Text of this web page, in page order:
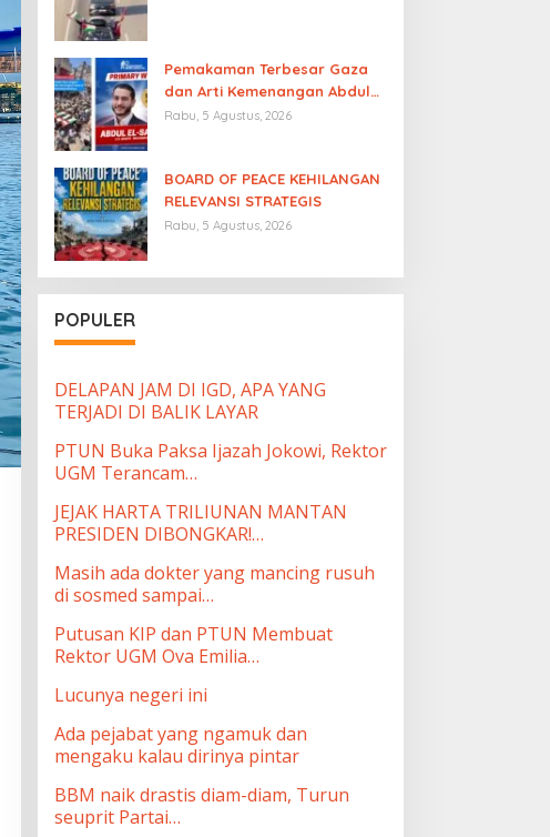
Pemakaman Terbesar Gaza
dan Arti Kemenangan Abdul
El-Sayed
Rabu, 5 Agustus, 2026
BOARD OF PEACE KEHILANGAN
RELEVANSI STRATEGIS
Rabu, 5 Agustus, 2026
POPULER
DELAPAN JAM DI IGD, APA YANG
TERJADI DI BALIK LAYAR
PTUN Buka Paksa Ijazah Jokowi, Rektor
UGM Terancam…
JEJAK HARTA TRILIUNAN MANTAN
PRESIDEN DIBONGKAR!…
Masih ada dokter yang mancing rusuh
di sosmed sampai…
Putusan KIP dan PTUN Membuat
Rektor UGM Ova Emilia…
Lucunya negeri ini
Ada pejabat yang ngamuk dan
mengaku kalau dirinya pintar
BBM naik drastis diam-diam, Turun
seuprit Partai…